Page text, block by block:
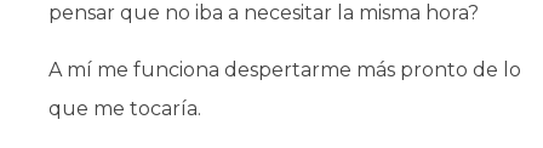
pensar que no iba a necesitar la misma hora?
A mí me funciona despertarme más pronto de lo
que me tocaría.